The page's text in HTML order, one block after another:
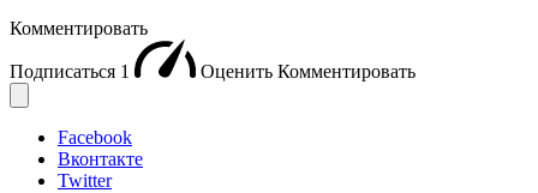
Комментировать
Подписаться 1 Оценить Комментировать
Facebook
Вконтакте
Twitter